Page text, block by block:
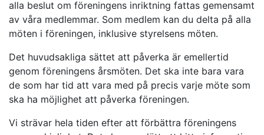
alla beslut om föreningens inriktning fattas gemensamt
av våra medlemmar. Som medlem kan du delta på alla
möten i föreningen, inklusive styrelsens möten.
Det huvudsakliga sättet att påverka är emellertid
genom föreningens årsmöten. Det ska inte bara vara
de som har tid att vara med på precis varje möte som
ska ha möjlighet att påverka föreningen.
Vi strävar hela tiden efter att förbättra föreningens